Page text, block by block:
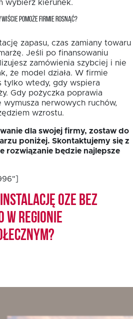
wybierz kierunek.
POMOŻE FIRMIE ROSNĄĆ?
zapasu, czas zamiany towaru
Jeśli po finansowaniu
zamówienia szybciej i nie
że model działa. W firmie
tylko wtedy, gdy wspiera
Gdy pożyczka poprawia
nerwowych ruchów,
wzrostu.
dla swojej firmy, zostaw do
poniżej. Skontaktujemy się z
rozwiązanie będzie najlepsze
OZE bez
w Regionie